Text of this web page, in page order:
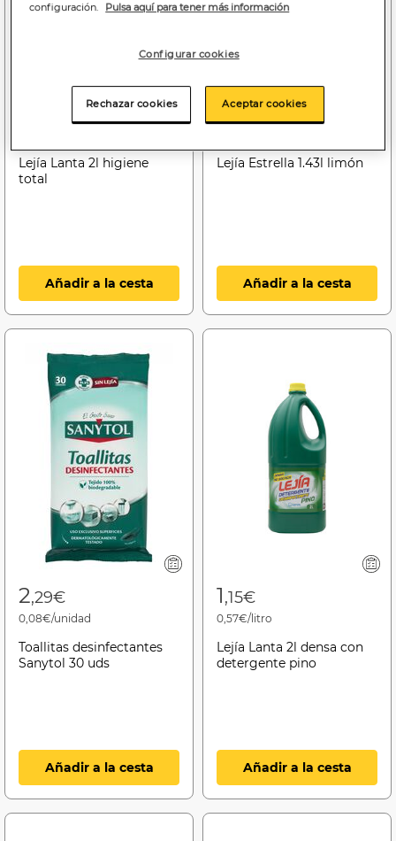
Lejía Lanta 2l higiene
total
Añadir a la cesta
2,65€
Lejía Estrella 1.43l limón
Añadir a la cesta
2,29€
0,08€/unidad
Toallitas desinfectantes
Sanytol 30 uds
Añadir a la cesta
1,15€
0,57€/litro
Lejía Lanta 2l densa con
detergente pino
Añadir a la cesta
configuración.
Pulsa aquí para tener más información
Configurar cookies
Rechazar cookies Aceptar cookies